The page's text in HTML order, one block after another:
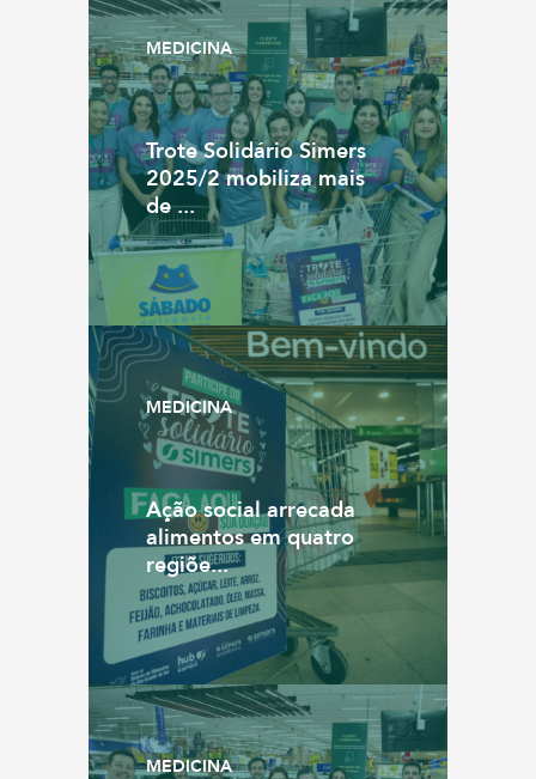
MEDICINA
Trote Solidário Simers
2025/2 mobiliza mais
de ...
MEDICINA
Ação social arrecada
alimentos em quatro
regiõe...
MEDICINA